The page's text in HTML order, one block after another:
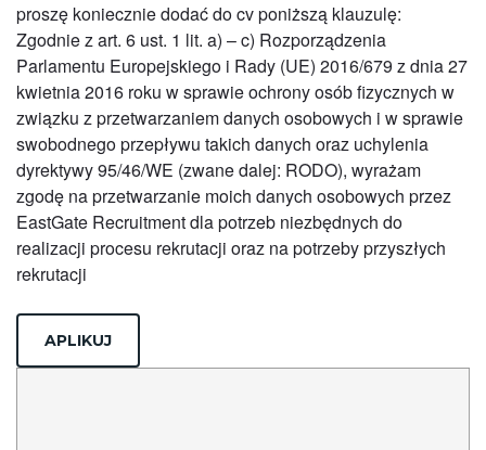
proszę koniecznie dodać do cv poniższą klauzulę:
Zgodnie z art. 6 ust. 1 lit. a) – c) Rozporządzenia
Parlamentu Europejskiego i Rady (UE) 2016/679 z dnia 27
kwietnia 2016 roku w sprawie ochrony osób fizycznych w
związku z przetwarzaniem danych osobowych i w sprawie
swobodnego przepływu takich danych oraz uchylenia
dyrektywy 95/46/WE (zwane dalej: RODO), wyrażam
zgodę na przetwarzanie moich danych osobowych przez
EastGate Recruitment dla potrzeb niezbędnych do
realizacji procesu rekrutacji oraz na potrzeby przyszłych
rekrutacji